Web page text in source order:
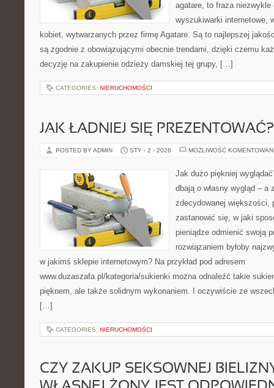
agatare, to fraza niezwykle
wyszukiwarki internetowe,
kobiet, wytwarzanych przez firmę Agatare. Są to najlepszej
są zgodnie z obowiązującymi obecnie trendami, dzięki czemu
decyzję na zakupienie odzieży damskiej tej grupy, […]
CATEGORIES: NIERUCHOMOŚCI
JAK ŁADNIEJ SIĘ PREZENTOWAĆ?
POSTED BY ADMIN STY - 2 - 2026 MOŻLIWOŚĆ
Jak dużo piękniej
dbają o własny wygląd – a
zdecydowanej większości,
zastanowić się, w jaki
pieniądze odmienić swoją
rozwiązaniem byłoby
w jakimś sklepie internetowym? Na przykład pod adresem
www.duzaszafa.pl/kategoria/sukienki można odnaleźć takie
pięknem, ale także solidnym wykonaniem. I oczywiście ze
[…]
CATEGORIES: NIERUCHOMOŚCI
CZY ZAKUP SEKSOWNEJ